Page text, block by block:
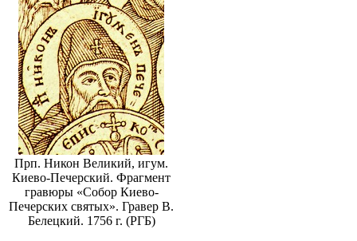
Прп. Никон Великий, игум.
Киево-Печерский. Фрагмент
гравюры «Собор Киево-
Печерских святых». Гравер В.
Белецкий. 1756 г. (РГБ)